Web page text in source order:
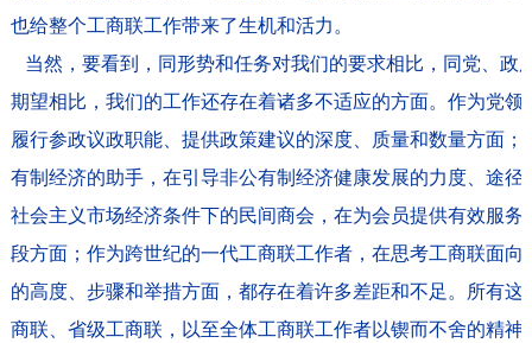
也给整个工商联工作带来了生机和活力。
当然，要看到，同形势和任务对我们的要求相比，同党、政
期望相比，我们的工作还存在着诸多不适应的方面。作为党领
履行参政议政职能、提供政策建议的深度、质量和数量方面；
有制经济的助手，在引导非公有制经济健康发展的力度、途径
社会主义市场经济条件下的民间商会，在为会员提供有效服务
段方面；作为跨世纪的一代工商联工作者，在思考工商联面向
的高度、步骤和举措方面，都存在着许多差距和不足。所有这
商联、省级工商联，以至全体工商联工作者以锲而不舍的精神